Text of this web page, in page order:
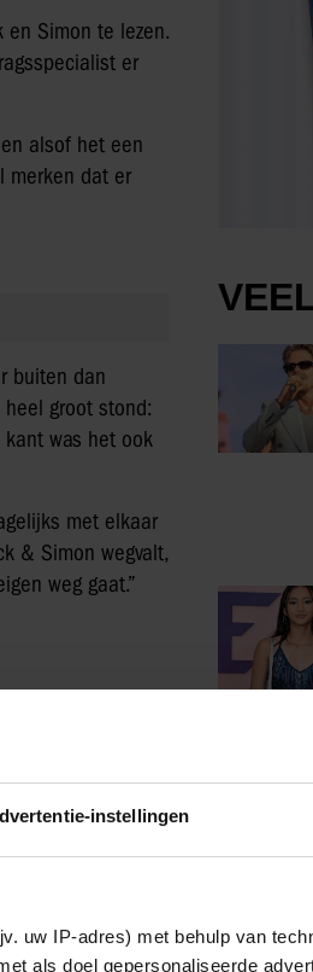
instellingen
uw IP-adres) met behulp van
als doel gepersonaliseerde
en Simon te lezen.
er
alsof het een
merken dat er
buiten dan
heel groot stond:
kant was het ook
met elkaar
& Simon wegvalt,
weg gaat.”